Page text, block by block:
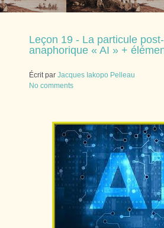
Leçon 19 - La particule
anaphorique « AI » +
Écrit par Jacques Iakopo Pelleau
No comments